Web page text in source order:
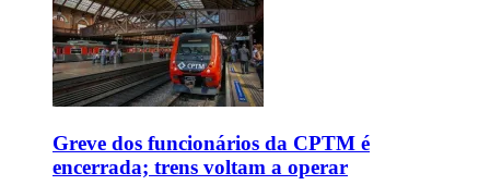
Greve dos funcionários da CPTM é
encerrada; trens voltam a operar